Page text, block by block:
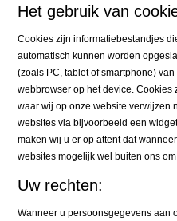
Het gebruik van
Cookies zijn informatiebestandjes
automatisch kunnen worden
(zoals PC, tablet of smartphone)
webbrowser op het device.
waar wij op onze website verwijzen
websites via bijvoorbeeld een
maken wij u er op attent dat
websites mogelijk wel buiten ons
Uw rechten:
Wanneer u persoonsgegevens aan